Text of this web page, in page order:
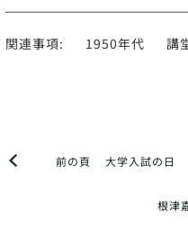
関連事項: 1950年代 講
前の頁 大学入試の日
根津